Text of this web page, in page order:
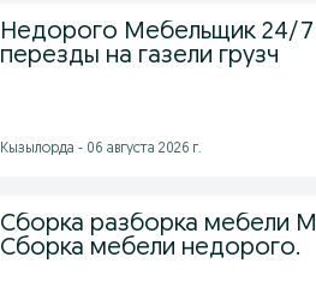
Недорого Мебельщик 24/7
перезды на газели грузч
Кызылорда - 06 августа 2026 г.
Сборка разборка мебели
Сборка мебели недорого.